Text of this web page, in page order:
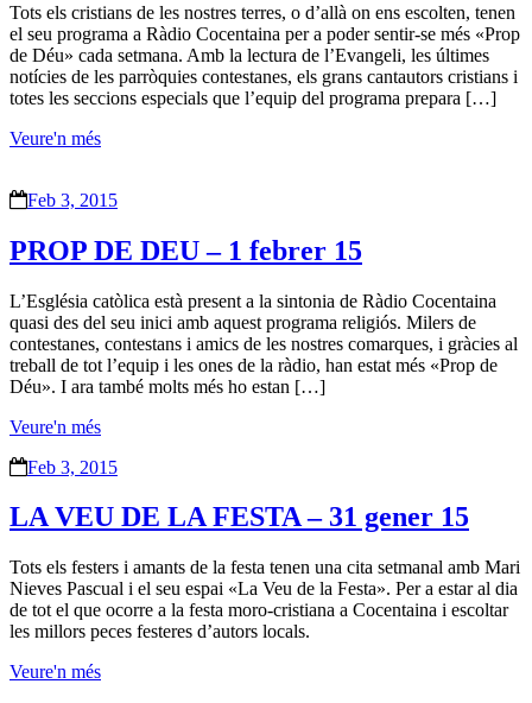
Tots els cristians de les nostres terres, o d’allà on ens escolten, tenen
el seu programa a Ràdio Cocentaina per a poder sentir-se més «Prop
de Déu» cada setmana. Amb la lectura de l’Evangeli, les últimes
notícies de les parròquies contestanes, els grans cantautors cristians i
totes les seccions especials que l’equip del programa prepara […]
Veure'n més
Feb 3, 2015
PROP DE DEU – 1 febrer 15
L’Església catòlica està present a la sintonia de Ràdio Cocentaina
quasi des del seu inici amb aquest programa religiós. Milers de
contestanes, contestans i amics de les nostres comarques, i gràcies al
treball de tot l’equip i les ones de la ràdio, han estat més «Prop de
Déu». I ara també molts més ho estan […]
Veure'n més
Feb 3, 2015
LA VEU DE LA FESTA – 31 gener 15
Tots els festers i amants de la festa tenen una cita setmanal amb Mari
Nieves Pascual i el seu espai «La Veu de la Festa». Per a estar al dia
de tot el que ocorre a la festa moro-cristiana a Cocentaina i escoltar
les millors peces festeres d’autors locals.
Veure'n més